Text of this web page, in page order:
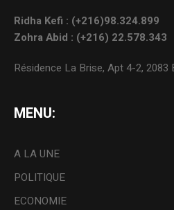
Ridha Kefi : (+216)98.324.899
Zohra Abid : (+216) 22.578.343
Résidence La Brise, Apt 4-2, 2083
MENU:
A LA UNE
POLITIQUE
ECONOMIE